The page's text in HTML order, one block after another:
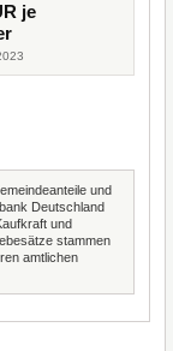
je
und
Deutschland
und
stammen
amtlichen